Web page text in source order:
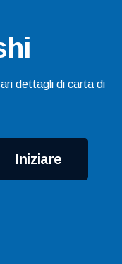
dettagli di carta di
Iniziare